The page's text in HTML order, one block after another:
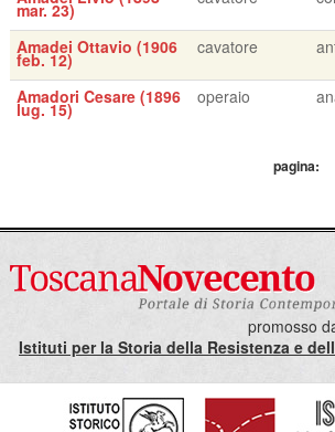
mar. 23)
Amadei Ottavio (1906
feb. 12)
cavatore
Amadori Cesare (1896
lug. 15)
operaio
pagina:
promosso
Istituti per la Storia della Resistenza e